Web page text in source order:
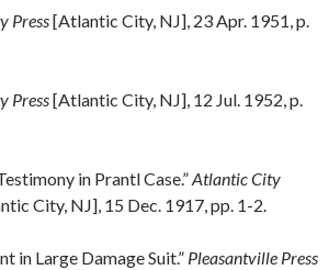
Press[Atlantic City, NJ], 23 Apr. 1951, p.
Press[Atlantic City, NJ], 12 Jul. 1952, p.
in Prantl Case.”Atlantic City
City, NJ], 15 Dec. 1917, pp. 1-2.
in Large Damage Suit.” Pleasantville Press